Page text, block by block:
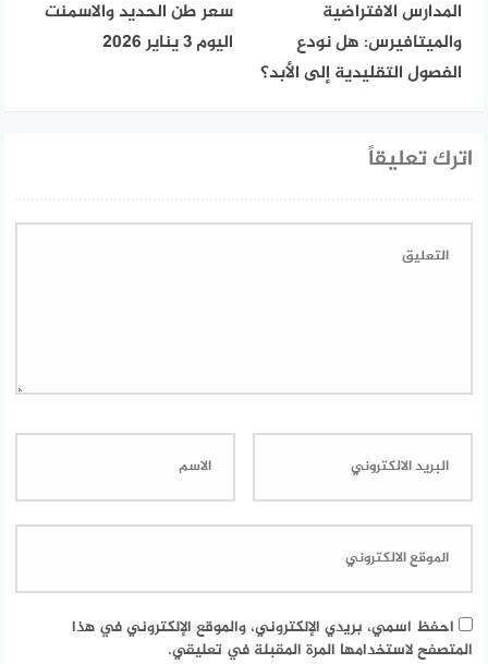
المدارس الافتراضية
والميتافيرس: هل نودع
الفصول التقليدية إلى الأبد؟
سعر طن الحديد والاسمنت
اليوم 3 يناير 2026
اترك تعليقاً
احفظ اسمي، بريدي الإلكتروني، والموقع الإلكتروني في هذا
المتصفح لاستخدامها المرة المقبلة في تعليقي.